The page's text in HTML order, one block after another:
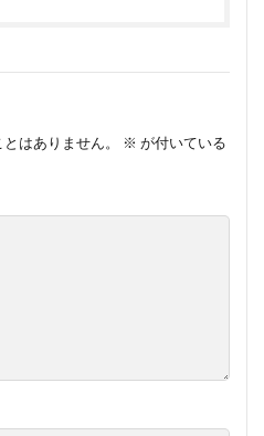
はありません。 ※ が付いている